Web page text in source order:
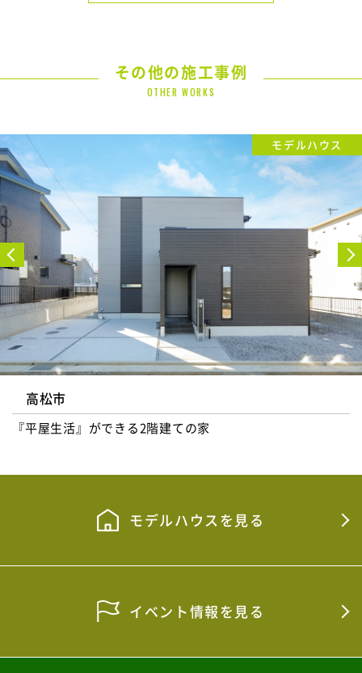
その他の施工事例
OTHER WORKS
モデルハウス
高松市
『平屋生活』ができる2階建ての家
モデルハウスを見る
イベント情報を見る